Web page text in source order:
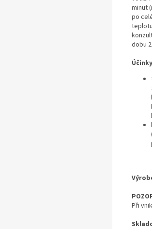
minut
po
dobu
Při